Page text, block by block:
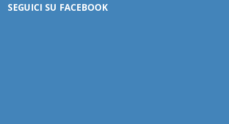
SEGUICI SU FACEBOOK